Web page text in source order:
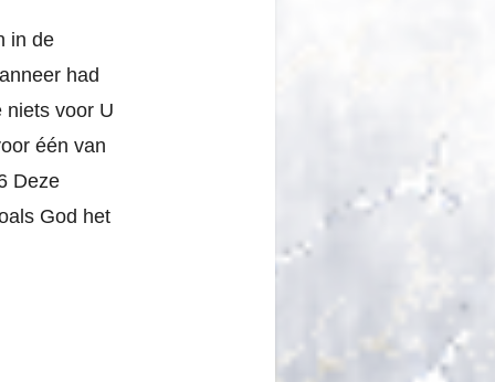
in de
had
niets voor U
één van
Deze
God het